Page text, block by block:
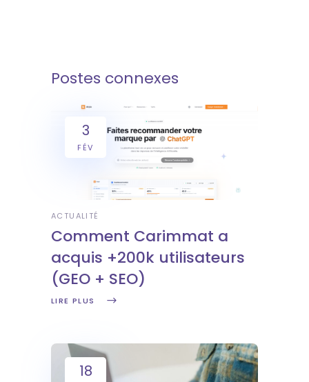
Postes connexes
3
FÉV
ACTUALITÉ
Comment Carimmat a
acquis +200k utilisateurs
(GEO + SEO)
LIRE PLUS
18